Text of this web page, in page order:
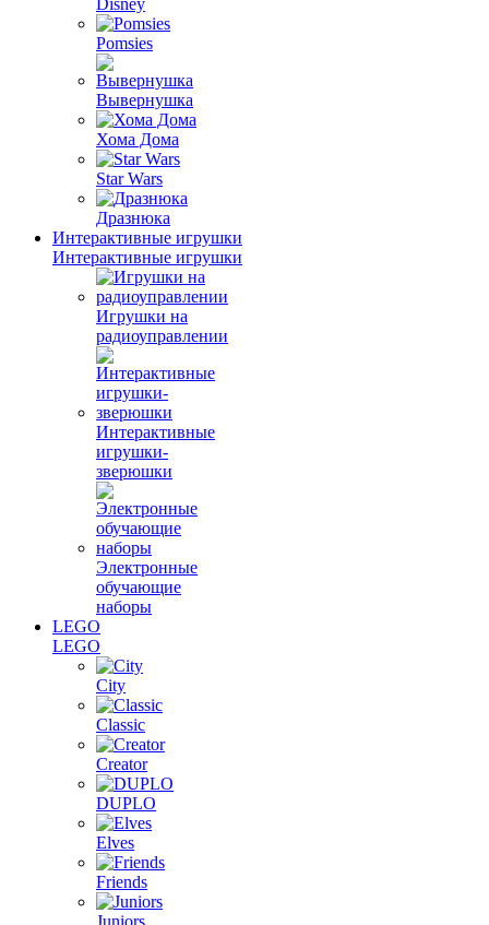
Disney
Pomsies
Вывернушка
Хома Дома
Star Wars
Дразнюка
Интерактивные игрушки
Интерактивные игрушки
Игрушки на
радиоуправлении
Интерактивные
игрушки-
зверюшки
Электронные
обучающие
наборы
LEGO
LEGO
City
Classic
Creator
DUPLO
Elves
Friends
Juniors